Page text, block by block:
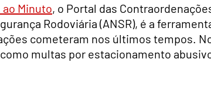
Minuto, o Portal das
Rodoviária (ANSR), é a
cometeram nos últimos tempos.
multas por estacionamento